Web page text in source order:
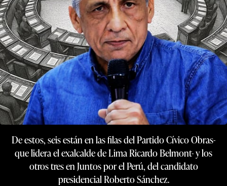
De estos, seis están en las filas del Partido Cívico Obras-
que lidera el exalcalde de Lima Ricardo Belmont- y los
otros tres en Juntos por el Perú, del candidato
presidencial Roberto Sánchez.